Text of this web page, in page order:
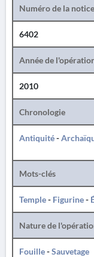
Numéro de la notice
6402
Année de
2010
Chronologie
Antiquité-
Mots-clés
Temple- Figurine-
Nature de
Fouille-Sauvetage